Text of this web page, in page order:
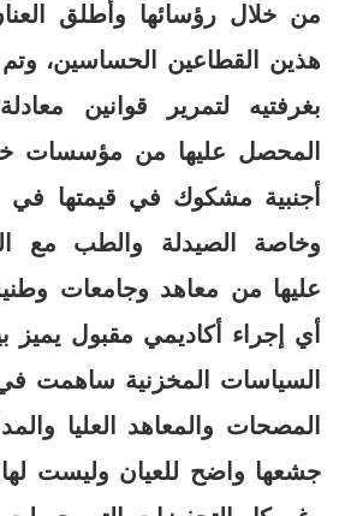
من خلال رؤسائها وأطلق
هذين القطاعين الحساسين،
بغرفتيه لتمرير قوانين
المحصل عليها من مؤسسات
أجنبية مشكوك في قيمتها في
وخاصة الصيدلة والطب مع
عليها من معاهد وجامعات
أي إجراء أكاديمي مقبول يميز
السياسات المخزنية ساهمت
المصحات والمعاهد العليا
جشعها واضح للعيان وليست